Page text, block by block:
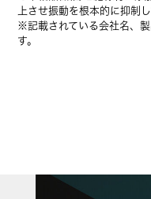
上させ振動を根本的に抑制し
※記載されている会社名、
す。